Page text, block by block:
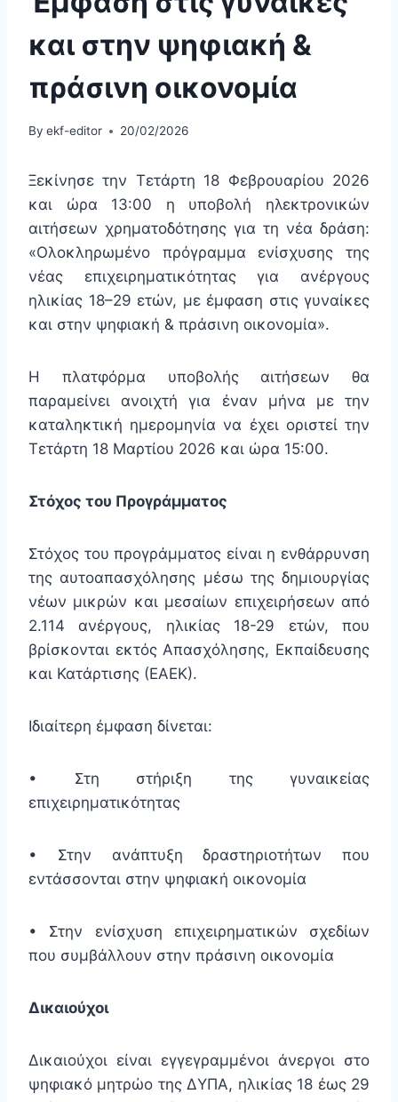
και στην ψηφιακή &
πράσινη οικονομία
By ekf-editor 20/02/2026
Ξεκίνησε την Τετάρτη 18 Φεβρουαρίου 2026
και ώρα 13:00 η υποβολή ηλεκτρονικών
αιτήσεων χρηματοδότησης για τη νέα δράση:
«Ολοκληρωμένο πρόγραμμα ενίσχυσης της
νέας επιχειρηματικότητας για ανέργους
ηλικίας 18–29 ετών, με έμφαση στις γυναίκες
και στην ψηφιακή & πράσινη οικονομία».
Η πλατφόρμα υποβολής αιτήσεων θα
παραμείνει ανοιχτή για έναν μήνα με την
καταληκτική ημερομηνία να έχει οριστεί την
Τετάρτη 18 Μαρτίου 2026 και ώρα 15:00.
Στόχος του Προγράμματος
Στόχος τουπρογράμματος είναι η ενθάρρυνση
της αυτοαπασχόλησης μέσω της δημιουργίας
νέων μικρών και μεσαίων επιχειρήσεων από
2.114 ανέργους, ηλικίας 18-29 ετών, που
βρίσκονται εκτός Απασχόλησης, Εκπαίδευσης
και Κατάρτισης (ΕΑΕΚ).
Ιδιαίτερη έμφαση δίνεται:
• Στη στήριξη της γυναικείας
επιχειρηματικότητας
• Στην ανάπτυξη δραστηριοτήτων που
εντάσσονται στην ψηφιακή οικονομία
• Στην ενίσχυση επιχειρηματικών σχεδίων
που συμβάλλουν στην πράσινη οικονομία
Δικαιούχοι
Δικαιούχοι είναι εγγεγραμμένοι άνεργοι στο
ψηφιακό μητρώο της ΔΥΠΑ, ηλικίας 18 έως 29